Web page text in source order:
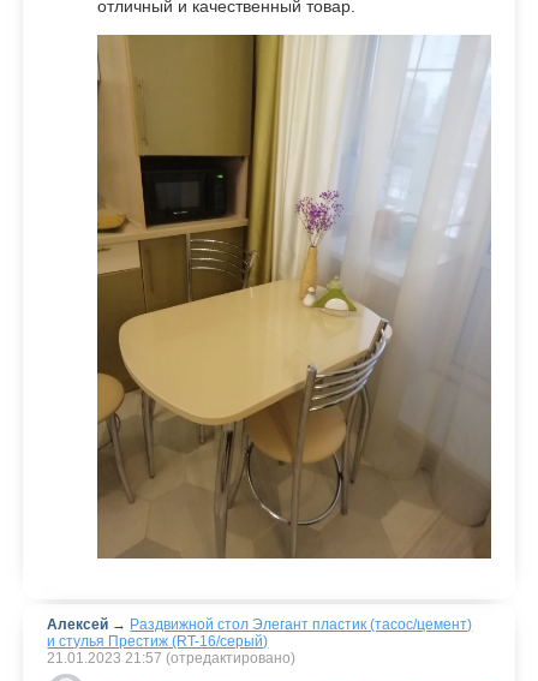
отличный и качественный товар.
Алексей → Раздвижной стол Элегант пластик (тасос/цемент)
и стулья Престиж (RT-16/серый)
21.01.2023 21:57 (отредактировано)